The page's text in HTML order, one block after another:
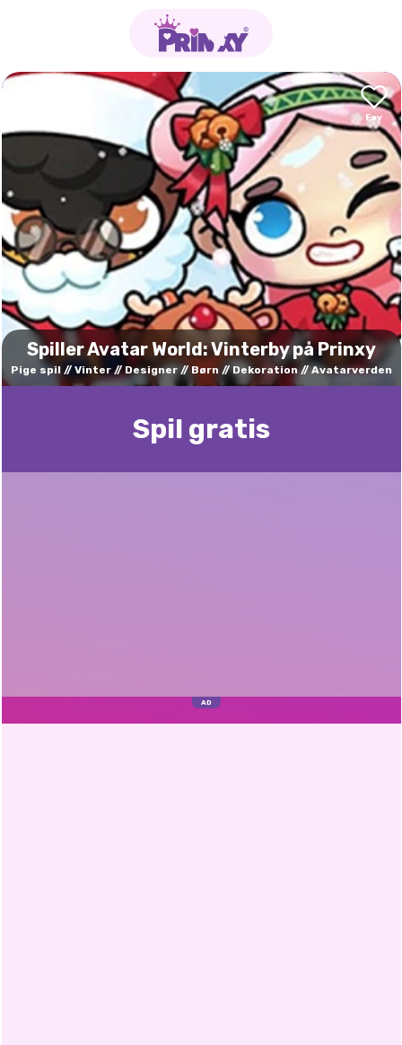
Spiller Avatar World: Vinterby på Prinxy
Pige spil Vinter Designer Børn Dekoration Avatarverden
Spil gratis